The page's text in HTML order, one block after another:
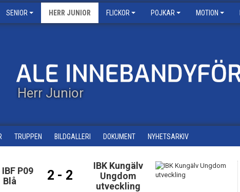
SENIOR HERR JUNIOR FLICKOR POJKAR MOTION
Herr Junior
TRUPPEN BILDGALLERI DOKUMENT NYHETSARKIV
P09
Blå
2 - 2
IBK Kungälv
Ungdom
utveckling